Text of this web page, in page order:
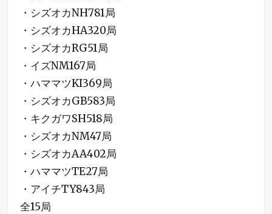
・シズオカNH781局
・シズオカHA320局
・シズオカRG51局
・イズNM167局
・ハママツKI369局
・シズオカGB583局
・キクガワSH518局
・シズオカNM47局
・シズオカAA402局
・ハママツTE27局
・アイチTY843局
全15局